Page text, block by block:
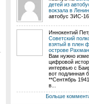
детей из
вокзала в
автобус ЗИС-16
Иннокентий
Советский
взятый в плен
острове
Вам нужно
цифровой
интервью с
вот подлинная
**Сентябрь
в...
Больше